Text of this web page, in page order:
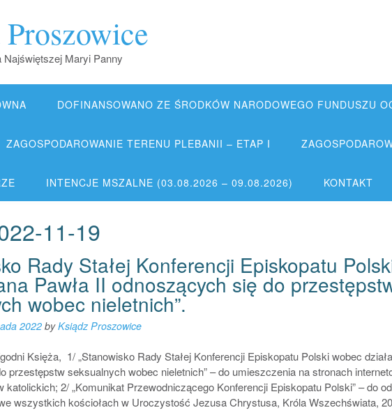
Najświętszej Maryi Panny
DOFINANSOWANO ZE ŚRODKÓW NARODOWEGO FUNDUSZU
ZAGOSPODAROWANIE TERENU PLEBANII – ETAP I
INTENCJE MSZALNE (03.08.2026 – 09.08.2026) KONTAKT
11-19
Rady Stałej Konferencji Episkopatu
Pawła II odnoszących się do
wobec nieletnich”.
2022 byKsiądz Proszowice
Księża, 1/ „Stanowisko Rady Stałej Konferencji Episkopatu Polski wobec
przestępstw seksualnych wobec nieletnich” – do umieszczenia na stronach
katolickich; 2/ „Komunikat Przewodniczącego Konferencji Episkopatu Polski” – do
wszystkich kościołach w Uroczystość Jezusa Chrystusa, Króla Wszechświata, 20